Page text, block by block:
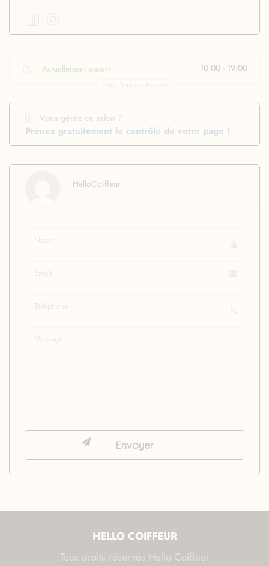
Actuellement ouvert 10:00 - 19:00
Vous gérez ce salon ?
Prenez gratuitement le contrôle de votre page !
HelloCoiffeur
HELLO COIFFEUR
Tous droits réservés Hello Coiffeur